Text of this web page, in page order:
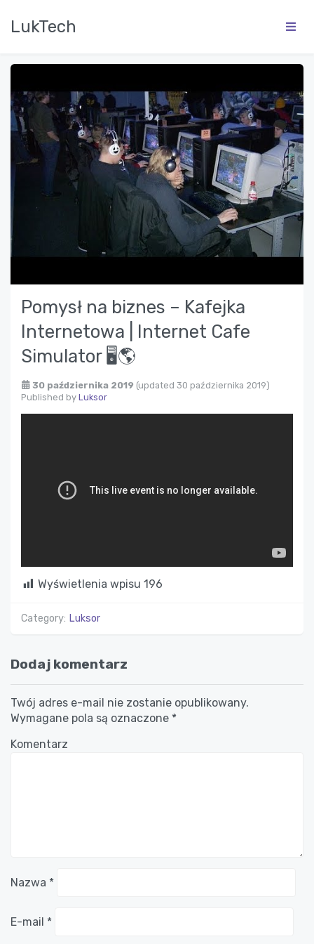
LukTech
Pomysł na biznes – Kafejka
Internetowa | Internet Cafe
Simulator 🖥🌎
30 października 2019 (updated 30 października 2019)
Published by Luksor
Wyświetlenia wpisu 196
Category: Luksor
Dodaj komentarz
Twój adres e-mail nie zostanie opublikowany.
Wymagane pola są oznaczone *
Komentarz
Nazwa *
E-mail *